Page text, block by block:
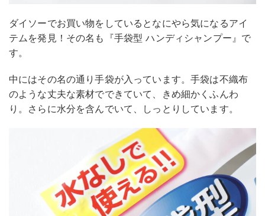
ダイソーでお買い物をしているとなにやら気になるアイ
テムを発見！その名も『手袋型 ハンディシャンプー』で
す。
中にはその名の通り手袋が入っています。手袋は不織布
のような丈夫な素材でできていて、きめ細かくふんわ
り。さらに水分を含んでいて、しっとりしています。